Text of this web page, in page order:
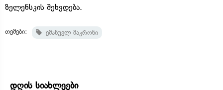
ზელენსკის შეხვდება.
თემები: ემანუელ მაკრონი
დღის სიახლეები